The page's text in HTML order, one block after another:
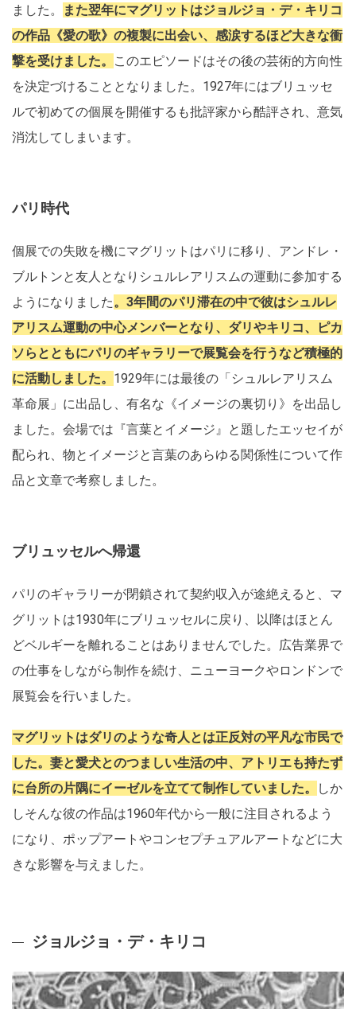
ました。
また翌年にマグリットはジョルジョ・デ・キリコ
の作品《愛の歌》の複製に出会い、感涙するほど大きな衝
撃を受けました。
このエピソードはその後の芸術的方向性
を決定づけることとなりました。1927年にはブリュッセ
ルで初めての個展を開催するも批評家から酷評され、意気
消沈してしまいます。
パリ時代
個展での失敗を機にマグリットはパリに移り、アンドレ・
ブルトンと友人となりシュルレアリスムの運動に参加する
ようになりました。3年間のパリ滞在の中で彼はシュルレ
アリスム運動の中心メンバーとなり、ダリやキリコ、ピカ
ソらとともにパリのギャラリーで展覧会を行うなど積極的
に活動しました。 1929年には最後の「シュルレアリスム
革命展」に出品し、有名な《イメージの裏切り》を出品し
ました。会場では『言葉とイメージ』と題したエッセイが
配られ、物とイメージと言葉のあらゆる関係性について作
品と文章で考察しました。
ブリュッセルへ帰還
パリのギャラリーが閉鎖されて契約収入が途絶えると、マ
グリットは1930年にブリュッセルに戻り、以降はほとん
どベルギーを離れることはありませんでした。広告業界で
の仕事をしながら制作を続け、ニューヨークやロンドンで
展覧会を行いました。
マグリットはダリのような奇人とは正反対の平凡な市民で
した。妻と愛犬とのつましい生活の中、アトリエも持たず
に台所の片隅にイーゼルを立てて制作していました。
しか
しそんな彼の作品は1960年代から一般に注目されるよう
になり、ポップアートやコンセプチュアルアートなどに大
きな影響を与えました。
ジョルジョ・デ・キリコ